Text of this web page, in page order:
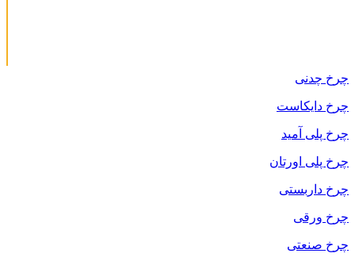
چرخ چدنی
چرخ دایکاست
چرخ پلی آمید
چرخ پلی اورتان
چرخ داربستی
چرخ ورقی
چرخ صنعتی